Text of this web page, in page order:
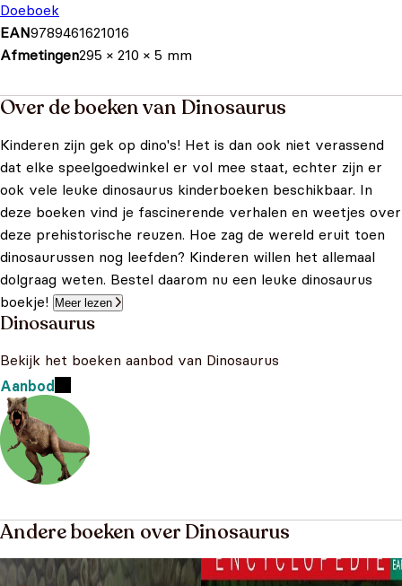
Doeboek
EAN9789461621016
Afmetingen295 × 210 × 5 mm
Over de boeken van Dinosaurus
Kinderen zijn gek op dino's! Het is dan ook niet verassend
dat elke speelgoedwinkel er vol mee staat, echter zijn er
ook vele leuke dinosaurus kinderboeken beschikbaar. In
deze boeken vind je fascinerende verhalen en weetjes over
deze prehistorische reuzen. Hoe zag de wereld eruit toen
dinosaurussen nog leefden? Kinderen willen het allemaal
dolgraag weten. Bestel daarom nu een leuke dinosaurus
boekje!
Meer lezen
Dinosaurus
Bekijk het boeken aanbod van Dinosaurus
Aanbod
Andere boeken over Dinosaurus